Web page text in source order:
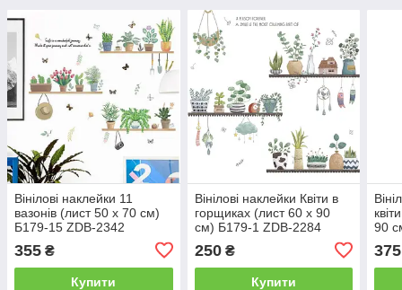
Вінілові наклейки 11
вазонів (лист 50 х 70 см)
Б179-15 ZDB-2342
355 ₴
Купити
Вінілові наклейки Квіти в
горщиках (лист 60 х 90
см) Б179-1 ZDB-2284
250₴
Купити
90
375